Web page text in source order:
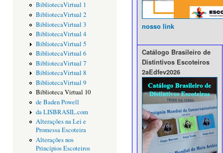
BibliotecaVirtual 1
BibliotecaVirtual 2
BibliotecaVirtual 3
BibliotecaVirtual 4
BibliotecaVirtual 5
BibliotecaVirtual 6
BibliotecaVirtual 7
BibliotecaVirtual 8
BibliotecaVirtual 9
Biblioteca Virtual 10
de Baden Powell
da LISBRASIL.com
Alterações na Lei e
Promessa Escoteira
Alterações nos
Princípios Escoteiros
nosso link
Catálogo Brasileiro de
Distintivos Escoteiros
2aEdfev2026